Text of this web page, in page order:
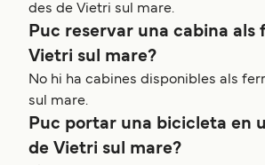
des de Vietri sul mare.
Puc reservar una cabina als
Vietri sul mare?
No hi ha cabines disponibles als
sul mare.
Puc portar una bicicleta en
de Vietri sul mare?